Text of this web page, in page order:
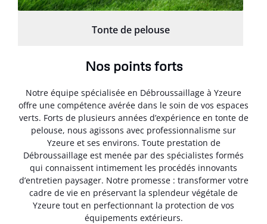
Tonte de pelouse
Nos points forts
Notre équipe spécialisée en Débroussaillage à Yzeure
offre une compétence avérée dans le soin de vos espaces
verts. Forts de plusieurs années d’expérience en tonte de
pelouse, nous agissons avec professionnalisme sur
Yzeure et ses environs. Toute prestation de
Débroussaillage est menée par des spécialistes formés
qui connaissent intimement les procédés innovants
d’entretien paysager. Notre promesse : transformer votre
cadre de vie en préservant la splendeur végétale de
Yzeure tout en perfectionnant la protection de vos
équipements extérieurs.